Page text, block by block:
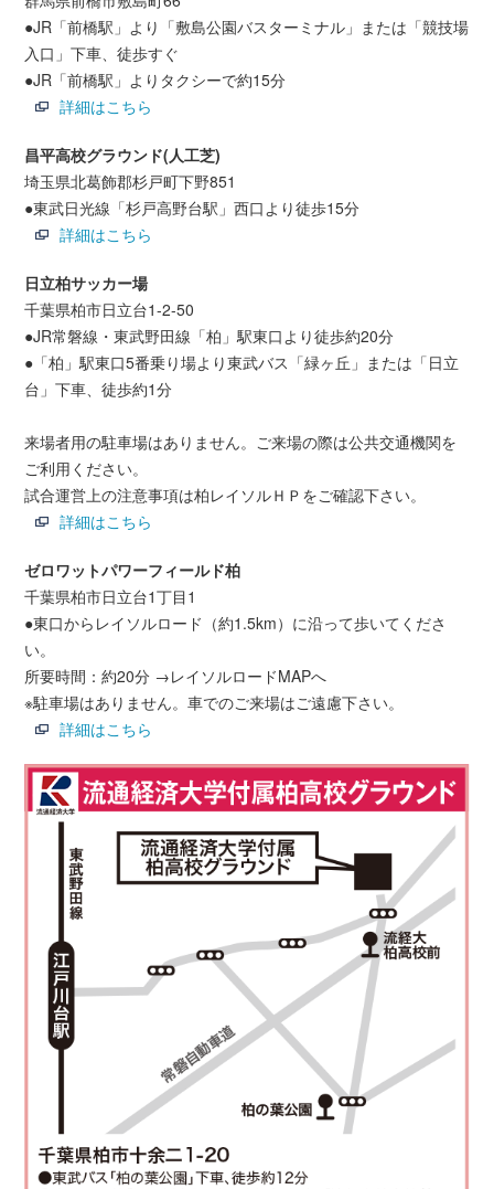
●JR「前橋駅」より「敷島公園バスターミナル」または「競技場
入口」下車、徒歩すぐ
●JR「前橋駅」よりタクシーで約15分
詳細はこちら
昌平高校グラウンド(人工芝)
埼玉県北葛飾郡杉戸町下野851
●東武日光線「杉戸高野台駅」西口より徒歩15分
詳細はこちら
日立柏サッカー場
千葉県柏市日立台1-2-50
●JR常磐線・東武野田線「柏」駅東口より徒歩約20分
●「柏」駅東口5番乗り場より東武バス「緑ヶ丘」または「日立
台」下車、徒歩約1分
来場者用の駐車場はありません。ご来場の際は公共交通機関を
ご利用ください。
試合運営上の注意事項は柏レイソルＨＰをご確認下さい。
詳細はこちら
ゼロワットパワーフィールド柏
千葉県柏市日立台1丁目1
●東口からレイソルロード（約1.5km）に沿って歩いてくださ
い。
所要時間：約20分 →レイソルロードMAPへ
※駐車場はありません。車でのご来場はご遠慮下さい。
詳細はこちら